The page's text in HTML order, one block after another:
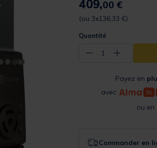
409,00 €
(ou 3x136,33 €)
Quantité
− 1 +
Payez en
avec
ou en
Commander en